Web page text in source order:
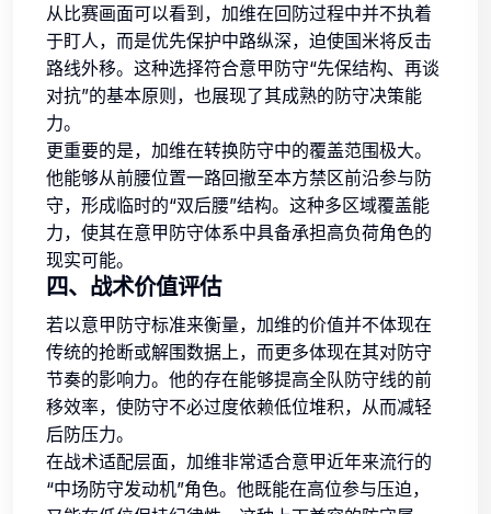
从比赛画面可以看到，加维在回防过程中并不执着
于盯人，而是优先保护中路纵深，迫使国米将反击
路线外移。这种选择符合意甲防守“先保结构、再谈
对抗”的基本原则，也展现了其成熟的防守决策能
力。
更重要的是，加维在转换防守中的覆盖范围极大。
他能够从前腰位置一路回撤至本方禁区前沿参与防
守，形成临时的“双后腰”结构。这种多区域覆盖能
力，使其在意甲防守体系中具备承担高负荷角色的
现实可能。
四、战术价值评估
若以意甲防守标准来衡量，加维的价值并不体现在
传统的抢断或解围数据上，而更多体现在其对防守
节奏的影响力。他的存在能够提高全队防守线的前
移效率，使防守不必过度依赖低位堆积，从而减轻
后防压力。
在战术适配层面，加维非常适合意甲近年来流行的
“中场防守发动机”角色。他既能在高位参与压迫，